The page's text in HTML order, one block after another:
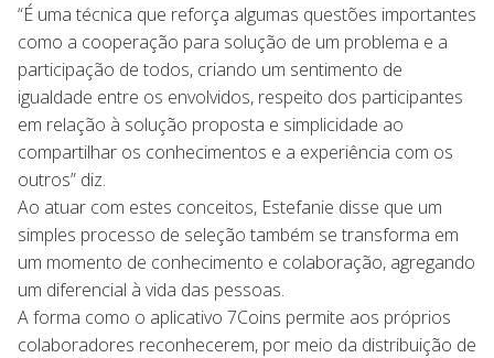
“É uma técnica que reforça algumas questões importantes
como a cooperação para solução de um problema e a
participação de todos, criando um sentimento de
igualdade entre os envolvidos, respeito dos participantes
em relação à solução proposta e simplicidade ao
compartilhar os conhecimentos e a experiência com os
outros” diz.
Ao atuar com estes conceitos, Estefanie disse que um
simples processo de seleção também se transforma em
um momento de conhecimento e colaboração, agregando
um diferencial à vida das pessoas.
A forma como o aplicativo 7Coins permite aos próprios
colaboradores reconhecerem, por meio da distribuição de